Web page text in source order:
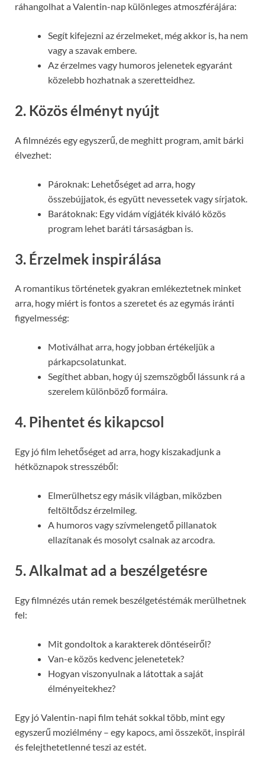
ráhangolhat a Valentin-nap különleges atmoszférájára:
Segít kifejezni az érzelmeket, még akkor is, ha nem
vagy a szavak embere.
Az érzelmes vagy humoros jelenetek egyaránt
közelebb hozhatnak a szeretteidhez.
2. Közös élményt nyújt
A filmnézés egy egyszerű, de meghitt program, amit bárki
élvezhet:
Pároknak: Lehetőséget ad arra, hogy
összebújjatok, és együtt nevessetek vagy sírjatok.
Barátoknak: Egy vidám vígjáték kiváló közös
program lehet baráti társaságban is.
3. Érzelmek inspirálása
A romantikus történetek gyakran emlékeztetnek minket
arra, hogy miért is fontos a szeretet és az egymás iránti
figyelmesség:
Motiválhat arra, hogy jobban értékeljük a
párkapcsolatunkat.
Segíthet abban, hogy új szemszögből lássunk rá a
szerelem különböző formáira.
4. Pihentet és kikapcsol
Egy jó film lehetőséget ad arra, hogy kiszakadjunk a
hétköznapok stresszéből:
Elmerülhetsz egy másik világban, miközben
feltöltődsz érzelmileg.
A humoros vagy szívmelengető pillanatok
ellazítanak és mosolyt csalnak az arcodra.
5.Alkalmat ad a beszélgetésre
Egy filmnézés után remek beszélgetéstémák merülhetnek
fel:
Mit gondoltok a karakterek döntéseiről?
Van-e közös kedvenc jelenetetek?
Hogyan viszonyulnak a látottak a saját
élményeitekhez?
Egy jó Valentin-napi film tehát sokkal több, mint egy
egyszerű moziélmény – egy kapocs, ami összeköt, inspirál
és felejthetetlenné teszi az estét.